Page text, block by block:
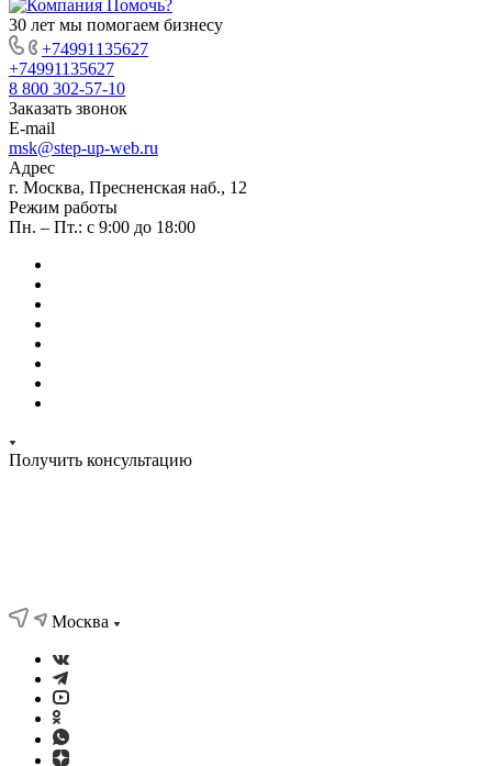
30 лет мы помогаем бизнесу
+74991135627
+74991135627
8 800 302-57-10
Заказать звонок
E-mail
msk@step-up-web.ru
Адрес
г. Москва, Пресненская наб., 12
Режим работы
Пн. – Пт.: с 9:00 до 18:00
Получить консультацию
Москва